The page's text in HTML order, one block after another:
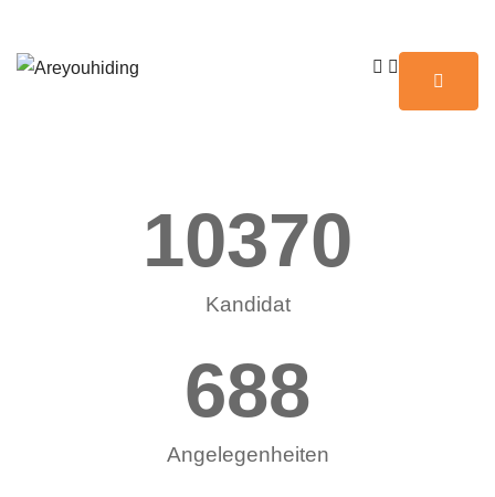
10370
Kandidat
688
Angelegenheiten